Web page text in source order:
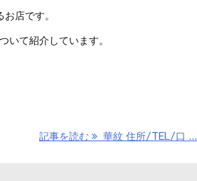
店です。
て紹介しています。
記事を読む 華紋 住所/TEL/口 ...